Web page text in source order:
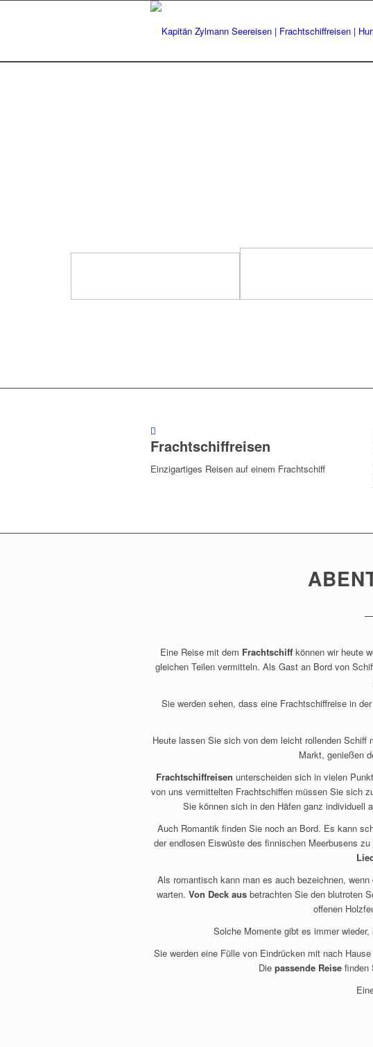
Immer live
Frachtschiffreisen
Einzigartiges Reisen auf einem Frachtschiff
Eine Reise mit dem Frachtschiffkönnen wir heute
gleichen Teilen vermitteln. Als Gast an Bord von
Sie werden sehen, dass eine Frachtschiffreise in
Heute lassen Sie sich von dem leicht rollenden Schiff
Markt, genießen
Frachtschiffreisen unterscheiden sich in vielen
von uns vermittelten Frachtschiffen müssen Sie sich
Sie können sich in den Häfen ganz individuell
Auch Romantik finden Sie noch an Bord. Es kann
der endlosen Eiswüste des finnischen Meerbusens
Als romantisch kann man es auch bezeichnen,
warten. Von Deck aus betrachten Sie den blutroten
offenen
Solche Momente gibt es immer wieder,
Sie werden eine Fülle von Eindrücken mit nach
Die passende Reisefinden